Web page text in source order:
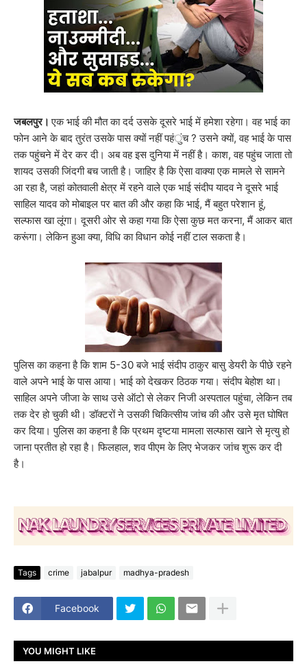
जबलपुर।एक भाई की मौत का दर्द उसके दूसरे भाई में हमेशा रहेगा। वह भाई का
फोन आने के बाद तुरंत उसके पास क्यों नहीं पहंुंच ? उसने क्यों, वह भाई के पास
तक पहुंचने में देर कर दी। अब वह इस दुनिया में नहीं है। काश, वह पहुंच जाता तो
शायद उसकी जिंदगी बच जाती है। जाहिर है कि ऐसा वाक्या एक मामले से सामने
आ रहा है, जहां कोतवाली क्षेत्र में रहने वाले एक भाई संदीप यादव ने दूसरे भाई
साहिल यादव को मोबाइल पर बात की और कहा कि भाई, मैं बहुत परेशान हूं,
सल्फास खा लूंगा। दूसरी ओर से कहा गया कि ऐसा कुछ मत करना, मैं आकर बात
करूंगा। लेकिन हुआ क्या, विधि का विधान कोई नहीं टाल सकता है।
पुलिस का कहना है कि शाम 5-30 बजे भाई संदीप ठाकुर बासु डेयरी के पीछे रहने
वाले अपने भाई के पास आया। भाई को देखकर ठिठक गया। संदीप बेहोश था।
साहिल अपने जीजा के साथ उसे ऑटो से लेकर निजी अस्पताल पहुंचा, लेकिन तब
तक देर हो चुकी थी। डॉक्टरों ने उसकी चिकित्सीय जांच की और उसे मृत घोषित
कर दिया। पुलिस का कहना है कि प्रथम दृष्टया मामला सल्फास खाने से मृत्यु हो
जाना प्रतीत हो रहा है। फिलहाल, शव पीएम के लिए भेजकर जांच शुरू कर दी
है।
Tags crime jabalpur madhya-pradesh
Facebook
YOU MIGHT LIKE